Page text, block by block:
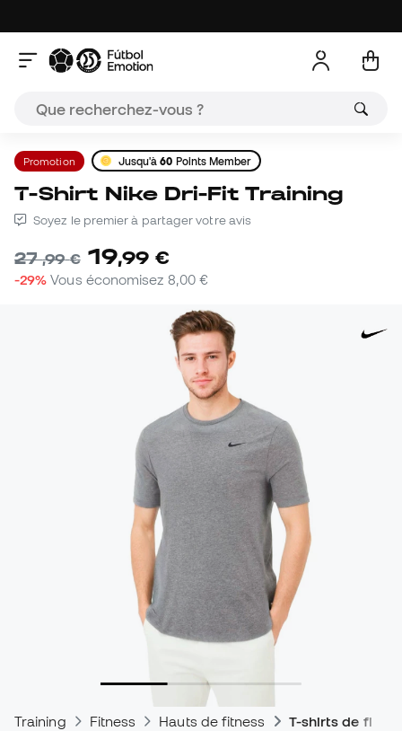
Promotion Jusqu'à60 Points Member
T-Shirt Nike Dri-Fit Training
Soyez le premier à partager votre avis
27,99 € 19,99 €
-29% Vous économisez 8,00 €
Training Fitness Hauts de fitness T-shirts de